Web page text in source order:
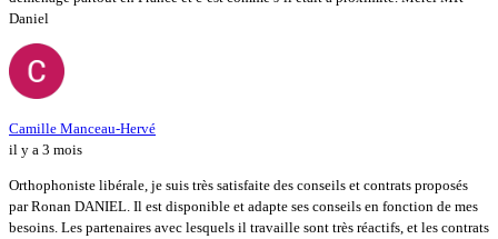
Daniel
Camille Manceau-Hervé
il y a 3 mois
Orthophoniste libérale, je suis très satisfaite des conseils et contrats proposés
par Ronan DANIEL. Il est disponible et adapte ses conseils en fonction de mes
besoins. Les partenaires avec lesquels il travaille sont très réactifs, et les contrats